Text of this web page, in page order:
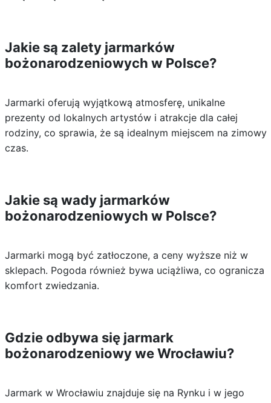
Jakie są zalety jarmarków
bożonarodzeniowych w Polsce?
Jarmarki oferują wyjątkową atmosferę, unikalne
prezenty od lokalnych artystów i atrakcje dla całej
rodziny, co sprawia, że są idealnym miejscem na zimowy
czas.
Jakie są wady jarmarków
bożonarodzeniowych w Polsce?
Jarmarki mogą być zatłoczone, a ceny wyższe niż w
sklepach. Pogoda również bywa uciążliwa, co ogranicza
komfort zwiedzania.
Gdzie odbywa się jarmark
bożonarodzeniowy we Wrocławiu?
Jarmark w Wrocławiu znajduje się na Rynku i w jego